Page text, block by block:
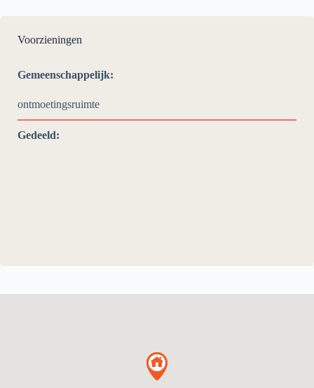
Voorzieningen
Gemeenschappelijk:
ontmoetingsruimte
Gedeeld: